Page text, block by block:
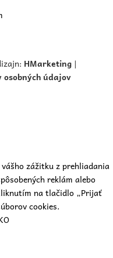
HMarketing |
osobných údajov
zážitku z prehliadania
reklám alebo
na tlačidlo „Prijať
cookies.